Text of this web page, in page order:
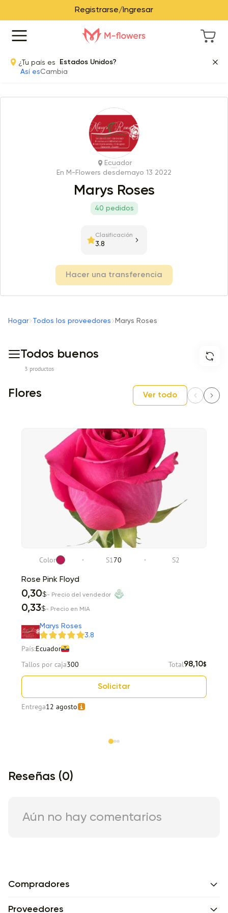
Registrarse/Ingresar
¿Tu país es
Estados Unidos?
Así esCambia
Ecuador
En M-Flowers desdemayo 13 2022
Marys Roses
40 pedidos
Clasificación
3.8
Hacer una transferencia
Hogar Todos los proveedores Marys Roses
Todos buenos
3 productos
Flores Ver todo
Color S170 S2
Rose Pink Floyd
0,30$- Precio del vendedor
0,33$- Precio en MIA
Marys Roses
3.8
País:Ecuador
Tallos por caja300 Total98,10$
Solicitar
Entrega12 agosto
Reseñas (0)
Aún no hay comentarios
Compradores
Proveedores